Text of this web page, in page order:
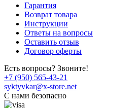
Гарантия
Возврат товара
Инструкции
Ответы на вопросы
Оставить отзыв
Договор оферты
Есть вопросы? Звоните!
+7 (950) 565-43-21
syktyvkar@x-store.net
C нами безопасно